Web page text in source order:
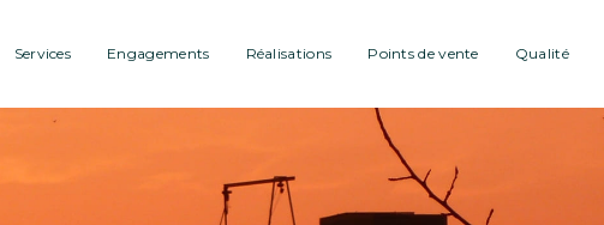
Services Engagements Réalisations Points de vente Qualité